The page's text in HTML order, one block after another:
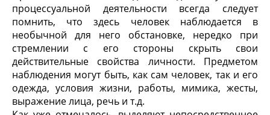
процессуальной деятельности всегда следует
помнить, что здесь человек наблюдается в
необычной для него обстановке, нередко при
стремлении с его стороны скрыть свои
действительные свойства личности. Предметом
наблюдения могут быть, как сам человек, так и его
одежда, условия жизни, работы, мимика, жесты,
выражение лица, речь и т.д.